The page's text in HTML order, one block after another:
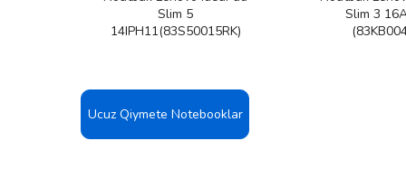
Slim 5
14IPH11(83S50015RK)
Slim 3
Ucuz Qiymete Notebooklar